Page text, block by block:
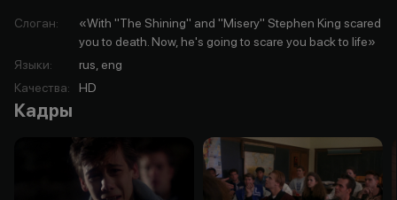
Слоган:
«With "The Shining" and "Misery" Stephen King scared
you to death. Now, he's going to scare you back to life»
Языки:
rus, eng
Качества: HD
Кадры